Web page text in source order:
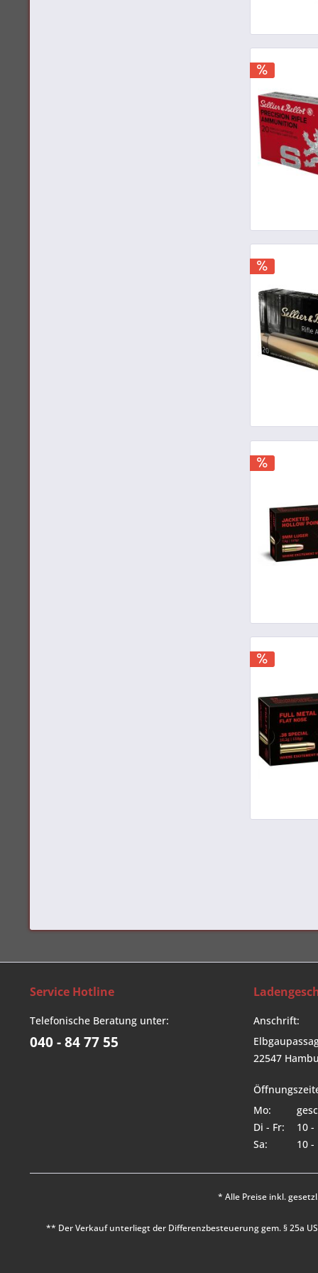
Service Hotline
Telefonische Beratung unter:
040 - 84 77 55
Anschrift:
22547
Mo:
Di - Fr:
10 -
Sa:
10 -
* Alle Preise inkl.
** Der Verkauf unterliegt der Differenzbesteuerung gem. § 25a